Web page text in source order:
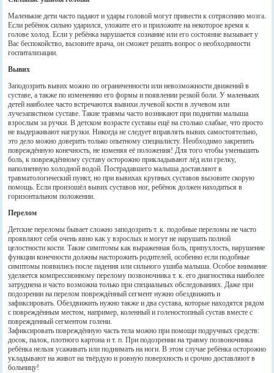
Маленькие дети часто падают и удары головой могут привести к сотрясению мозга.
Если ребёнок сильно ударился, уложите его и приложите на некоторое время к
голове холод. Если у ребёнка нарушается сознание или его состояние вызывает у
Вас беспокойство, вызовите врача, он сможет решить вопрос о необходимости
госпитализации.
Вывих
Заподозрить вывих можно по ограниченности или невозможности движений в
суставе, а также по изменению его формы и появлении резкой боли. У маленьких
детей наиболее часто встречаются вывихи лучевой кости в лучевом или
лучезапястном суставе. Такие травмы часто возникают при поднятии малыша
взрослым за ручки. В детском возрасте суставы ещё на столько слабые, что просто
не выдерживают нагрузки. Никогда не следует вправлять вывих самостоятельно,
это дело можно доверить только опытному специалисту. Необходимо закрепить
повреждённую конечность, не изменяя её положения! Для того чтобы уменьшить
боль, к повреждённому суставу осторожно прикладывают лёд или грелку,
наполненную холодной водой. Пострадавшего малыша доставляют в
травматологический пункт, но при вывихах крупных суставов вызовите скорую
помощь. Если произошёл вывих суставов ног, ребёнок должен находиться в
горизонтальном положении.
Перелом
Детские переломы бывает сложно заподозрить т. к. подобные переломы не часто
проявляют себя очень явно как у взрослых и могут не нарушать полной
целостности кости. Такие симптомы как выраженная боль, припухлость, нарушение
функции конечности должны насторожить родителей, особенно если подобные
симптомы появились после падения или сильного ушиба малыша. Особое внимание
уделяется компрессионному перелому позвоночника т. к. его диагностика наиболее
затруднена и часто возможна только при специальных обследованиях. Даже при
подозрении на перелом повреждённый сегмент нужно обездвижить и
зафиксировать. Обездвижить нужно также и два сустава, которые находятся рядом
с повреждённым местом, например, коленный и голеностопный сустав вместе с
поврежденный сегментом голени.
Зафиксировать повреждённую часть тела можно при помощи подручных средств:
досок, палок, плотного картона и т. п. При подозрении на травму позвоночника
ребёнка нельзя усаживать или поднимать на ноги. В этом случае ребёнка осторожно
укладывают на живот на твёрдую и ровную поверхность и срочно доставляют в
больницу!